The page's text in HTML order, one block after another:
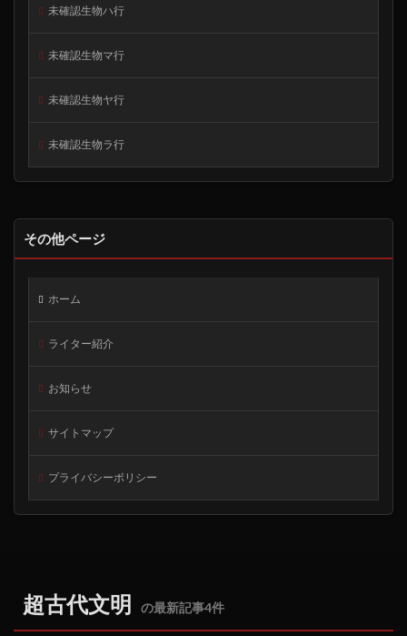
未確認生物ハ行
未確認生物マ行
未確認生物ヤ行
未確認生物ラ行
その他ページ
ホーム
ライター紹介
お知らせ
サイトマップ
プライバシーポリシー
超古代文明 の最新記事4件